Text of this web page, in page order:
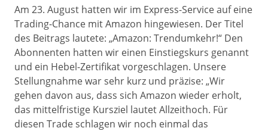
Am 23. August hatten wir im Express-Service auf eine
Trading-Chance mit Amazon hingewiesen. Der Titel
des Beitrags lautete: „Amazon: Trendumkehr!“ Den
Abonnenten hatten wir einen Einstiegskurs genannt
und ein Hebel-Zertifikat vorgeschlagen. Unsere
Stellungnahme war sehr kurz und präzise: „Wir
gehen davon aus, dass sich Amazon wieder erholt,
das mittelfristige Kursziel lautet Allzeithoch. Für
diesen Trade schlagen wir noch einmal das